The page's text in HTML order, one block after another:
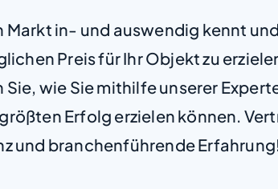
Markt in- und auswendig kennt
Preis für Ihr Objekt zu
wie Sie mithilfe unserer
Erfolg erzielen können.
und branchenführende Erfahrung!